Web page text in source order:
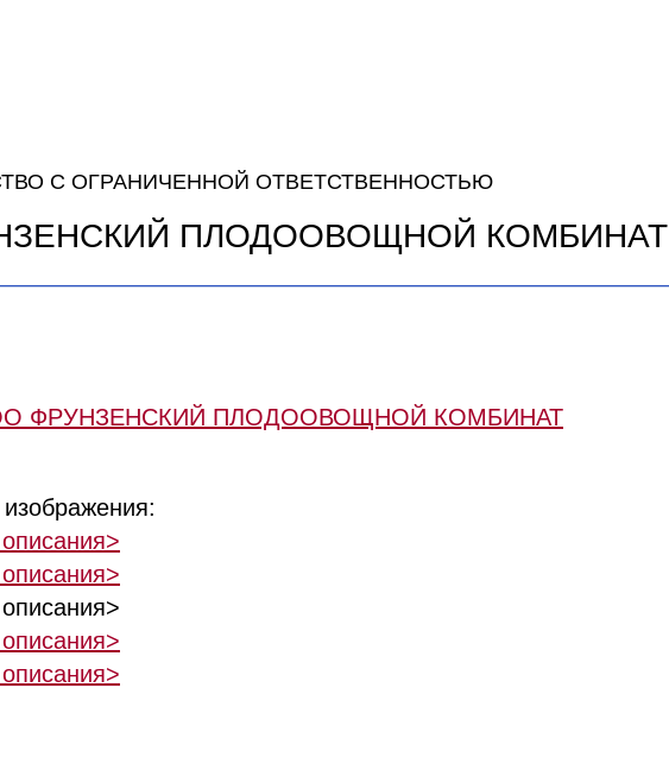
С ОГРАНИЧЕННОЙ ОТВЕТСТВЕННОСТЬЮ
ПЛОДООВОЩНОЙ КОМБИНАТ
ФРУНЗЕНСКИЙ ПЛОДООВОЩНОЙ КОМБИНАТ